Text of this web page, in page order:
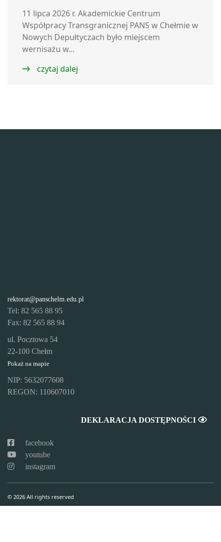
11 lipca 2026 r. Akademickie Centrum
Współpracy Transgranicznej PANS w Chełmie w
Nowych Depułtyczach było miejscem
wernisażu w...
czytaj dalej
rektorat@panschelm.edu.pl
Tel: 82 565 88 95
Fax: 82 565 88 94
ul. Pocztowa 54
22-100 Chełm
Pokaż na mapie
NIP: 5632077608
REGON: 110607010
DEKLARACJA DOSTĘPNOŚCI
facebook
youtube
instagram
© 2026 All rights reserved